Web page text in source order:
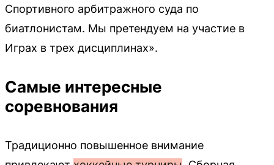
Спортивного арбитражного суда по
биатлонистам. Мы претендуем на участие в
Играх в трех дисциплинах».
Самые интересные
соревнования
Традиционно повышенное внимание